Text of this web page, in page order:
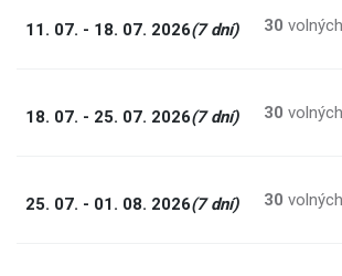
11. 07. - 18. 07. 2026(7 dní) 30
18. 07. - 25. 07. 2026(7 dní) 30
25. 07. - 01. 08. 2026(7 dní) 30